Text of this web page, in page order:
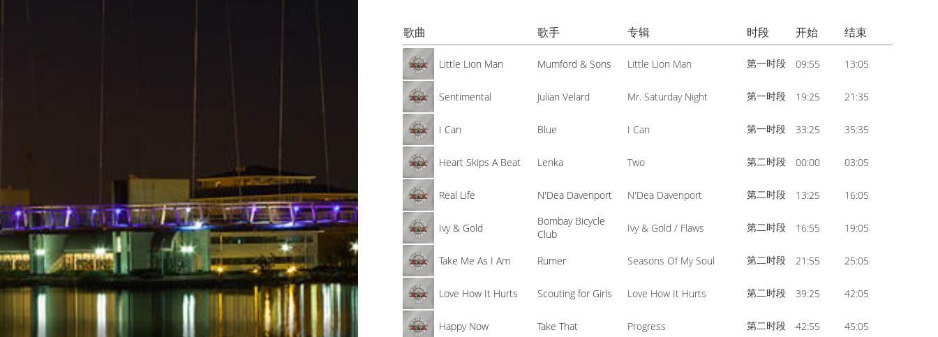
or
decrease
volume.
keys
increase
volume.
歌曲 歌手 专辑 时段 开始 结束
Little Lion Man Mumford & Sons Little Lion Man 第一时段 09:55 13:05
Sentimental Julian Velard Mr. Saturday Night 第一时段 19:25 21:35
I Can Blue I Can 第一时段 33:25 35:35
Heart Skips A Beat Lenka Two 第二时段 00:00 03:05
Real Life N'Dea Davenport N'Dea Davenport 第二时段 13:25 16:05
Ivy & Gold
Bombay Bicycle
Club
Ivy & Gold / Flaws 第二时段 16:55 19:05
Take Me As I Am Rumer Seasons Of My Soul 第二时段 21:55 25:05
Love How It Hurts Scouting for Girls Love How It Hurts 第二时段 39:25 42:05
Happy Now Take That Progress 第二时段 42:55 45:05